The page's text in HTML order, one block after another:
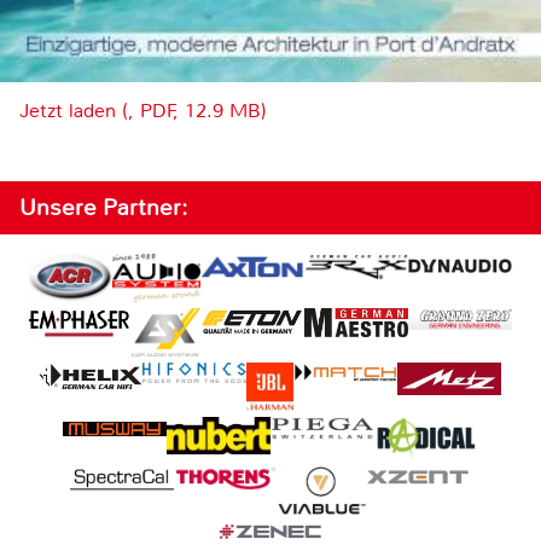
Jetzt laden (, PDF, 12.9 MB)
Unsere Partner: